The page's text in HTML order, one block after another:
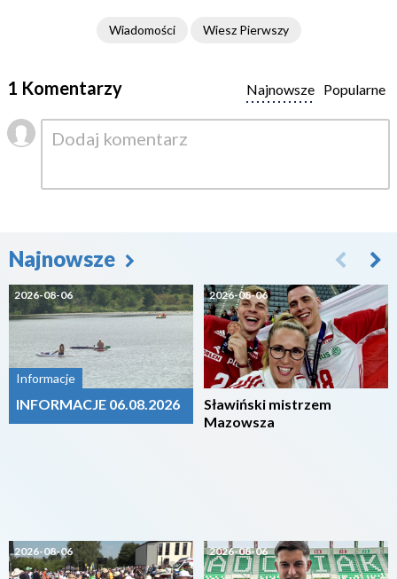
Wiadomości Wiesz Pierwszy
1 Komentarzy Popularne
Najnowsze
Najnowsze
2026-08-06
Informacje
INFORMACJE 06.08.2026
2026-08-06
2026-08-06
Sławiński mistrzem
Mazowsza
2026-08-06